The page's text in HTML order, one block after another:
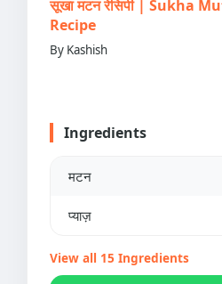
सूखा मटन रेसिपी | Sukha
Recipe
By Kashish
Ingredients
मटन
प्याज़
View all 15 Ingredients